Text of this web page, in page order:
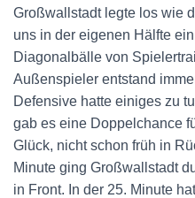
Großwallstadt legte los wie
uns in der eigenen Hälfte
Diagonalbälle von
Außenspieler entstand
Defensive hatte einiges zu
gab es eine Doppelchance
Glück, nicht schon früh in
Minute ging Großwallstadt
in Front. In der 25. Minute